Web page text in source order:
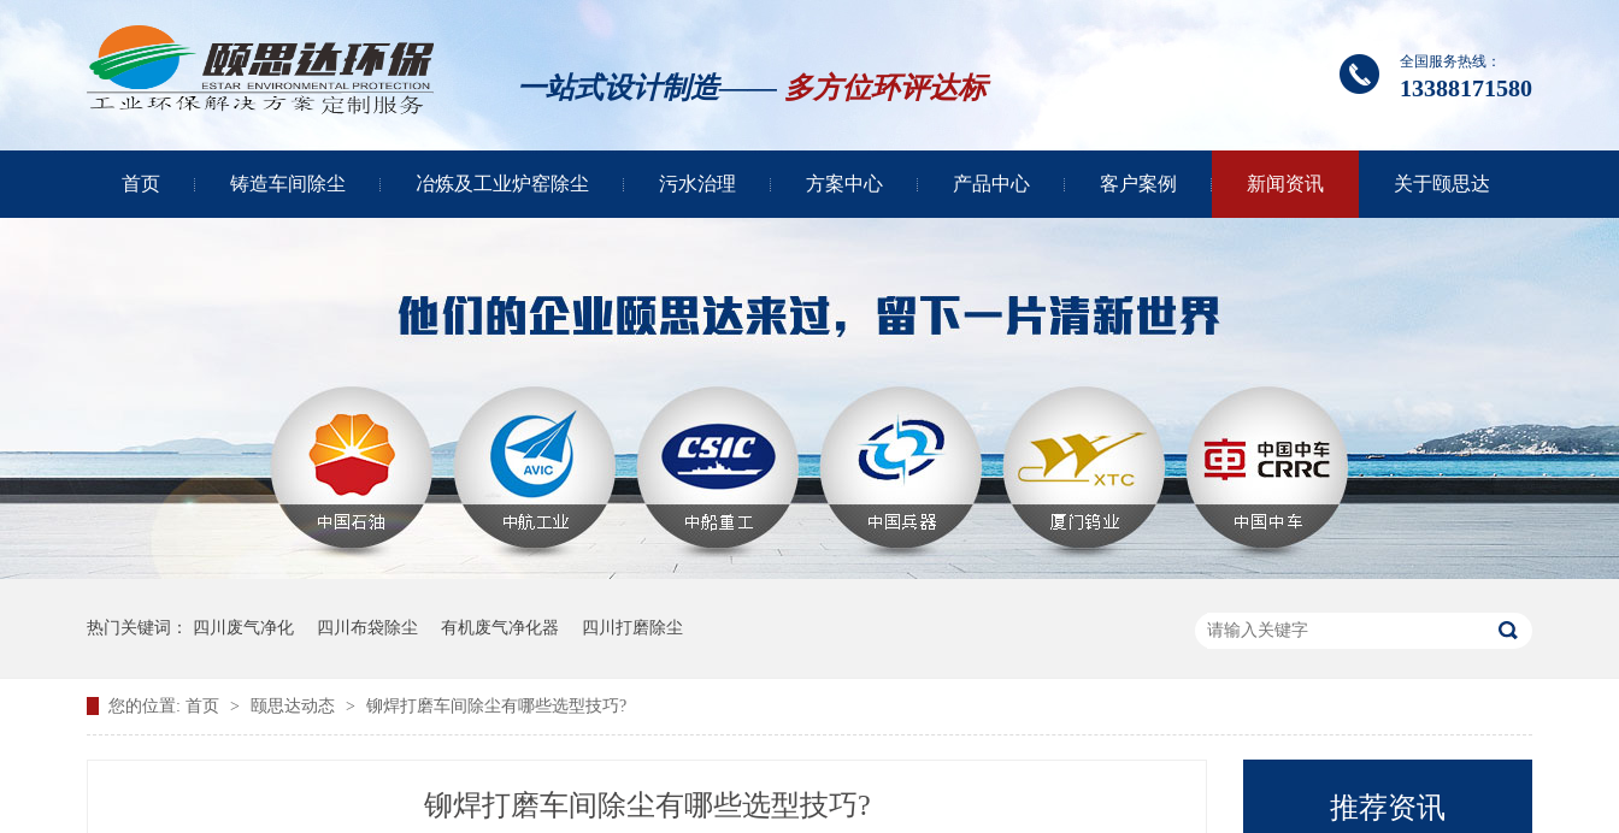
一站式设计制造—— 多方位环评达标
全国服务热线：
13388171580
首页 铸造车间除尘 冶炼及工业炉窑除尘 污水治理 方案中心 产品中心 客户案例 新闻资讯 关于颐思达
热门关键词： 四川废气净化 四川布袋除尘 有机废气净化器 四川打磨除尘
您的位置: 首页 > 颐思达动态 > 铆焊打磨车间除尘有哪些选型技巧?
铆焊打磨车间除尘有哪些选型技巧? 推荐资讯